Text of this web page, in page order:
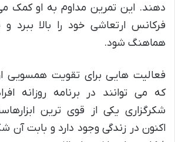
دهند. این تمرین مداوم به او کمک
فرکانس ارتعاشی خود را بالا ببرد
هماهنگ شود.
فعالیت هایی برای تقویت همسویی
که می توانند در برنامه روزانه
شکرگزاری یکی از قوی ترین
اکنون در زندگی وجود دارد و بابت آن